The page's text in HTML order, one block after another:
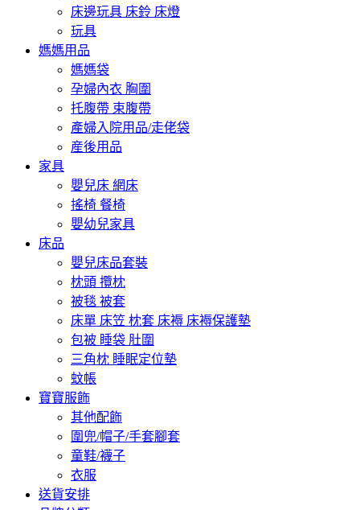
床邊玩具 床鈴 床燈
玩具
媽媽用品
媽媽袋
孕婦內衣 胸圍
托腹帶 束腹帶
產婦入院用品/走佬袋
産後用品
家具
嬰兒床 網床
搖椅 餐椅
嬰幼兒家具
床品
嬰兒床品套裝
枕頭 攬枕
被毯 被套
床單 床笠 枕套 床褥 床褥保護墊
包被 睡袋 肚圍
三角枕 睡眠定位墊
蚊帳
寶寶服飾
其他配飾
圍兜/帽子/手套腳套
童鞋/襪子
衣服
送貨安排